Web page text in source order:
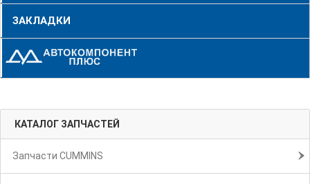
ЗАКЛАДКИ
КАТАЛОГ ЗАПЧАСТЕЙ
Запчасти CUMMINS